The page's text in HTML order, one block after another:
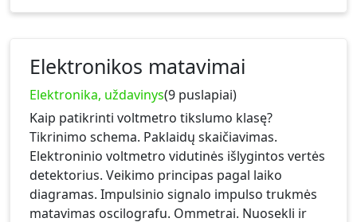
Elektronikos matavimai
Elektronika, uždavinys(9 puslapiai)
Kaip patikrinti voltmetro tikslumo klasę?
Tikrinimo schema. Paklaidų skaičiavimas.
Elektroninio voltmetro vidutinės išlygintos vertės
detektorius. Veikimo principas pagal laiko
diagramas. Impulsinio signalo impulso trukmės
matavimas oscilografu. Ommetrai. Nuosekli ir